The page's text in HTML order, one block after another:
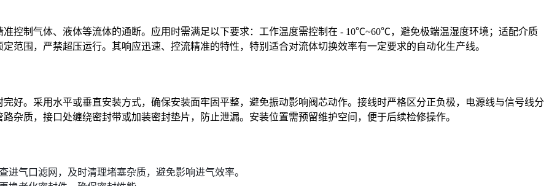
控制气体、液体等流体的通断。应用时需满足以下要求：工作温度需控制在 - 10℃~60℃，避免极端温湿度环境；适配介质
范围，严禁超压运行。其响应迅速、控流精准的特性，特别适合对流体切换效率有一定要求的自动化生产线。
好。采用水平或垂直安装方式，确保安装面牢固平整，避免振动影响阀芯动作。接线时严格区分正负极，电源线与信号线分
杂质，接口处缠绕密封带或加装密封垫片，防止泄漏。安装位置需预留维护空间，便于后续检修操作。
气口滤网，及时清理堵塞杂质，避免影响进气效率。